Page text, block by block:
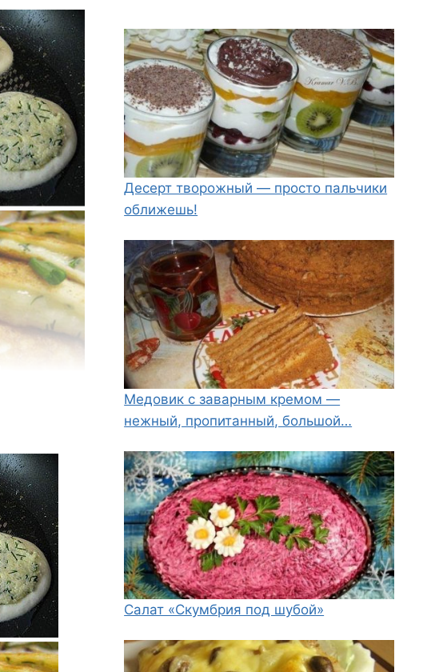
Десерт творожный — просто пальчики
оближешь!
Медовик с заварным кремом —
нежный, пропитанный, большой…
Салат «Скумбрия под шубой»